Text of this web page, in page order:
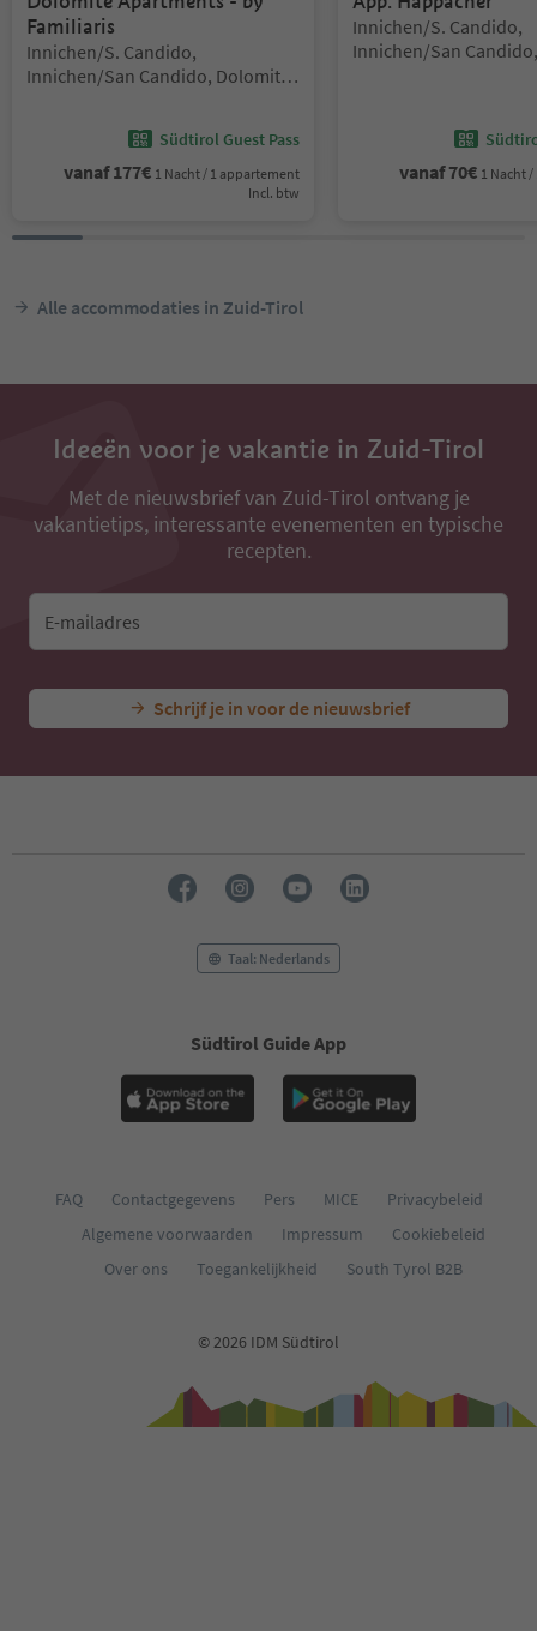
Familiaris
Locatie:
Innichen/S. Candido,
Innichen/San Candido, Dolomites
Südtirol Guest Pass
vanaf177€ 1 Nacht / 1 appartement
Incl. btw
Locatie:
Innichen/S. Candido,
Innichen/San
vanaf70€ 1 Nacht
Alle accommodaties in Zuid-Tirol
Ideeën voor je vakantie in Zuid-Tirol
Met de nieuwsbrief van Zuid-Tirol ontvang je
vakantietips, interessante evenementen en typische
recepten.
E-mailadres
Schrijf je in voor de nieuwsbrief
Taal: Nederlands
Südtirol Guide App
FAQ Contactgegevens Pers MICE
Privacybeleid
Algemene voorwaarden
Impressum
Cookiebeleid
Over ons
Toegankelijkheid South Tyrol B2B
© 2026 IDM Südtirol